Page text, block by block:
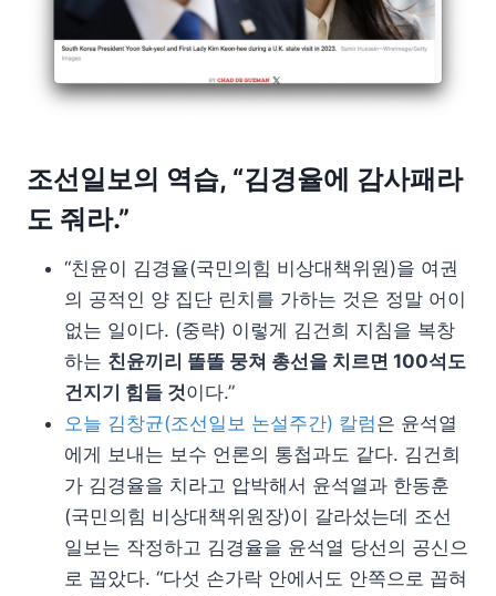
조선일보의 역습, “김경율에 감사패라
도 줘라.”
“친윤이 김경율(국민의힘 비상대책위원)을 여권
의 공적인 양 집단 린치를 가하는 것은 정말 어이
없는 일이다. (중략) 이렇게 김건희 지침을 복창
하는 친윤끼리 똘똘 뭉쳐 총선을 치르면 100석도
건지기 힘들 것이다.”
오늘 김창균(조선일보 논설주간) 칼럼은 윤석열
에게 보내는 보수 언론의 통첩과도 같다. 김건희
가 김경율을 치라고 압박해서 윤석열과 한동훈
(국민의힘 비상대책위원장)이 갈라섰는데 조선
일보는 작정하고 김경율을 윤석열 당선의 공신으
로 꼽았다. “다섯 손가락 안에서도 안쪽으로 꼽혀